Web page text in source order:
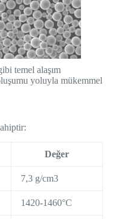
temel alaşım
yoluyla mükemmel
Değer
7,3 g/cm3
1420-1460°C